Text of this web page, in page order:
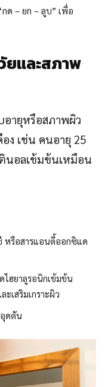
ด – ยก – ลูบ” เพื่อ
ยและสภาพ
อายุหรือสภาพผิว
อง เช่น คนอายุ 25
ตินอลเข้มข้นเหมือน
หรือสารแอนตี้ออกซิแด
ไฮยาลูรอนิกเข้มข้น
เสริมเกราะผิว
ดตัน